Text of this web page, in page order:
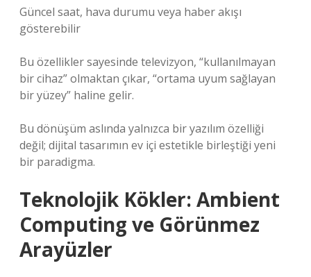
Güncel saat, hava durumu veya haber akışı
gösterebilir
Bu özellikler sayesinde televizyon, “kullanılmayan
bir cihaz” olmaktan çıkar, “ortama uyum sağlayan
bir yüzey” haline gelir.
Bu dönüşüm aslında yalnızca bir yazılım özelliği
değil; dijital tasarımın ev içi estetikle birleştiği yeni
bir paradigma.
Teknolojik Kökler: Ambient
Computing ve Görünmez
Arayüzler